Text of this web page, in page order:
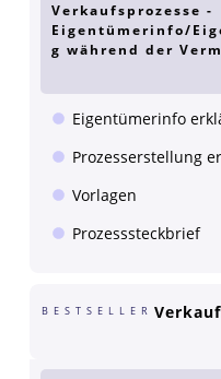
Verkaufsprozesse -
Eigentümerinfo/
g während der
Eigentümerinfo
Prozesserstellung
Vorlagen
Prozesssteckbrief
BESTSELLER